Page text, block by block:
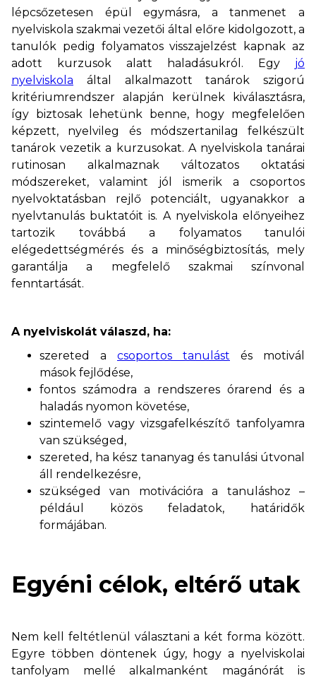
lépcsőzetesen épül egymásra, a tanmenet a
nyelviskola szakmai vezetői által előre kidolgozott, a
tanulók pedig folyamatos visszajelzést kapnak az
adott kurzusok alatt haladásukról. Egy jó
nyelviskola által alkalmazott tanárok szigorú
kritériumrendszer alapján kerülnek kiválasztásra,
így biztosak lehetünk benne, hogy megfelelően
képzett, nyelvileg és módszertanilag felkészült
tanárok vezetik a kurzusokat. A nyelviskola tanárai
rutinosan alkalmaznak változatos oktatási
módszereket, valamint jól ismerik a csoportos
nyelvoktatásban rejlő potenciált, ugyanakkor a
nyelvtanulás buktatóit is. A nyelviskola előnyeihez
tartozik továbbá a folyamatos tanulói
elégedettségmérés és a minőségbiztosítás, mely
garantálja a megfelelő szakmai színvonal
fenntartását.
A nyelviskolát válaszd, ha:
szereted a csoportos tanulást és motivál
mások fejlődése,
fontos számodra a rendszeres órarend és a
haladás nyomon követése,
szintemelő vagy vizsgafelkészítő tanfolyamra
van szükséged,
szereted, ha kész tananyag és tanulási útvonal
áll rendelkezésre,
szükséged van motivációra a tanuláshoz –
például közös feladatok, határidők
formájában.
Egyéni célok, eltérő utak
Nem kell feltétlenül választani a két forma között.
Egyre többen döntenek úgy, hogy a nyelviskolai
tanfolyam mellé alkalmanként magánórát is